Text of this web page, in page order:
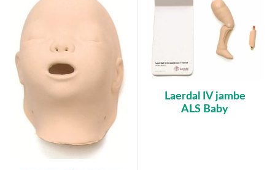
Laerdal IV jambe
ALS Baby